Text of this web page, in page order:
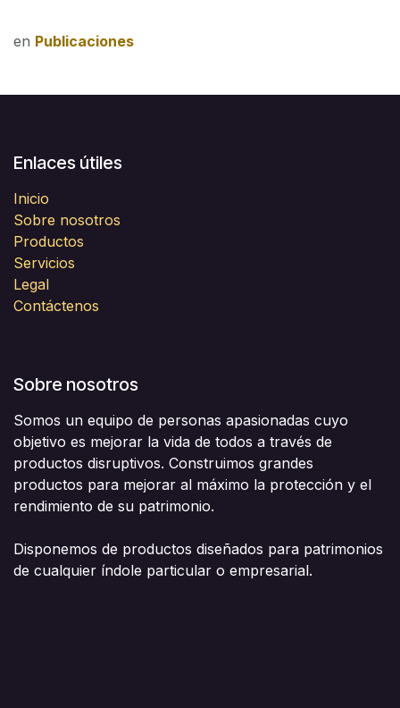
en Publicaciones
Enlaces útiles
Inicio
Sobre nosotros
Productos
Servicios
Legal
Contáctenos
Sobre nosotros
Somos un equipo de personas apasionadas cuyo
objetivo es mejorar la vida de todos a través de
productos disruptivos. Construimos grandes
productos para mejorar al máximo la protección y el
rendimiento de su patrimonio.
Disponemos de productos diseñados para patrimonios
de cualquier índole particular o empresarial.